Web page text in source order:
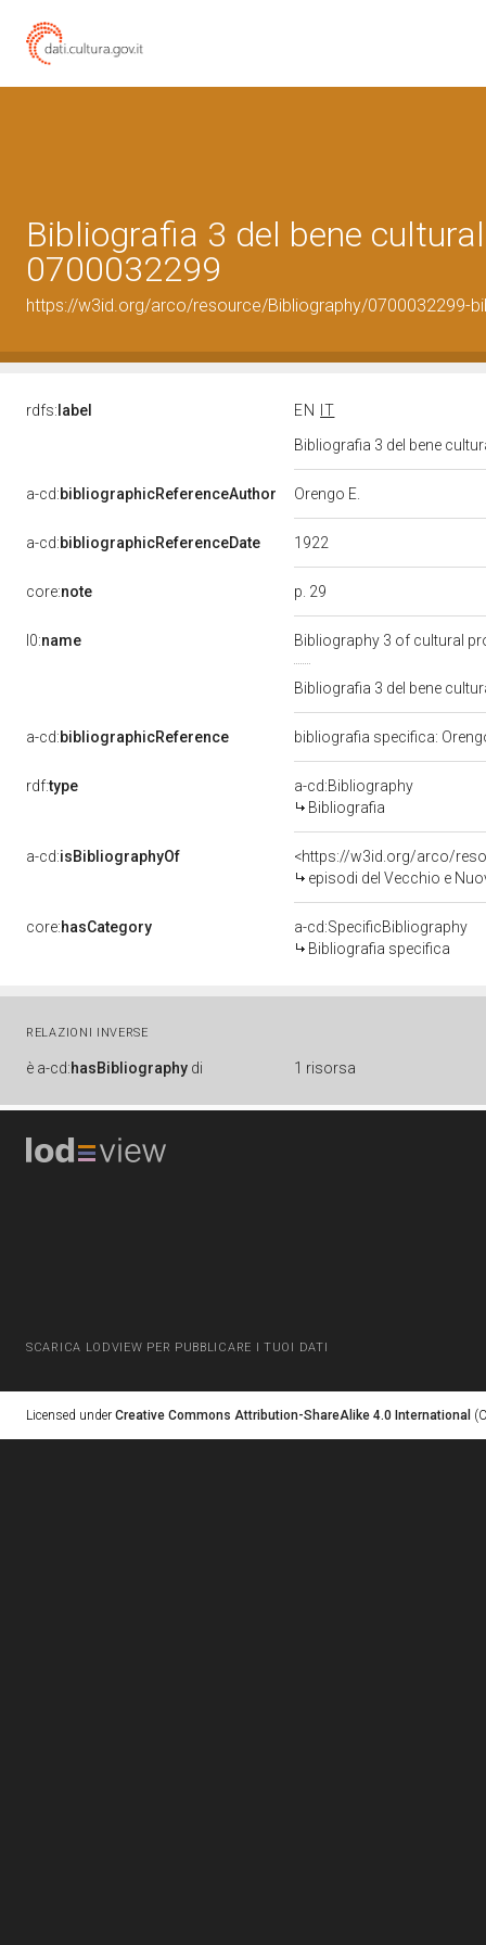
Bibliografia 3 del bene
0700032299
https://w3id.org/arco/resource/Bibliography/0700032299-
rdfs: label EN
IT
Bibliografia 3 del bene
a-cd:bibliographicReferenceAuthor Orengo E.
a-cd:bibliographicReferenceDate 1922
core:note p. 29
l0:name Bibliography 3 of cultural
Bibliografia 3 del bene
a-cd:bibliographicReference bibliografia specifica:
rdf:type
a-cd:Bibliography
Bibliografia
a-cd:isBibliographyOf
<https://w3id.org/arco/
episodi del Vecchio e
core:hasCategory
a-cd:SpecificBibliography
Bibliografia specifica
RELAZIONI INVERSE
è a-cd:hasBibliography di 1 risorsa
SCARICA LODVIEW PER PUBBLICARE I TUOI DATI
Licensed under Creative Commons Attribution-ShareAlike 4.0 International